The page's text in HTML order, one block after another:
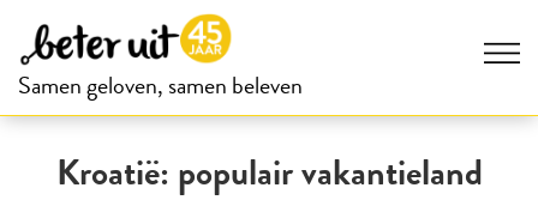
Samen geloven, samen beleven
Kroatië: populair vakantieland